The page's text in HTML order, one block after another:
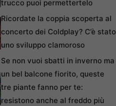
trucco puoi permettertelo
Ricordate la coppia scoperta al
concerto dei Coldplay? C’è stato
uno sviluppo clamoroso
Se non vuoi sbatti in inverno ma
un bel balcone fiorito, queste
tre piante fanno per te:
resistono anche al freddo più